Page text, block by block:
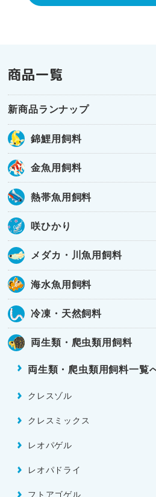
商品一覧
新商品ランナップ
錦鯉用飼料
金魚用飼料
熱帯魚用飼料
咲ひかり
メダカ・川魚用飼料
海水魚用飼料
冷凍・天然飼料
両生類・爬虫類用飼料
両生類・爬虫類用飼料一覧
クレスゾル
クレスミックス
レオパゲル
レオパドライ
フトアゴゲル